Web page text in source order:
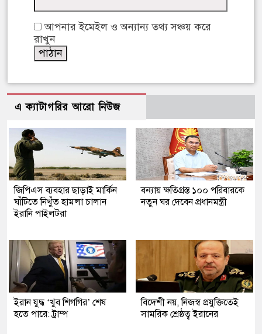
আপনার ইমেইল ও অন্যান্য তথ্য সঞ্চয় করে
রাখুন
এ ক্যাটাগরির আরো নিউজ
জিপিএস ব্যবহার ছাড়াই মার্কিন
ঘাঁটিতে নিখুঁত হামলা চালান
ইরানি পাইলটরা
বন্যায় ক্ষতিগ্রস্ত ১০০ পরিবারকে
নতুন ঘর দেবেন প্রধানমন্ত্রী
ইরান যুদ্ধ ‘খুব শিগগির’ শেষ
হতে পারে: ট্রাম্প
বিদেশী নয়, নিজস্ব প্রযুক্তিতেই
সামরিক শ্রেষ্ঠত্ব ইরানের